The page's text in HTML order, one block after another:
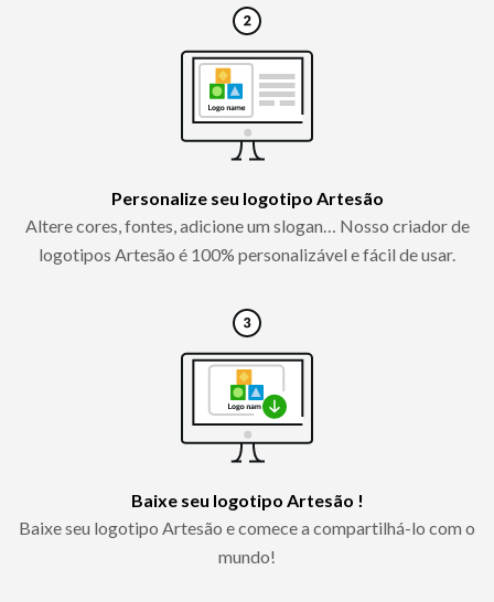
Personalize seu logotipo Artesão
Altere cores, fontes, adicione um slogan… Nosso criador de
logotipos Artesão é 100% personalizável e fácil de usar.
Baixe seu logotipo Artesão !
Baixe seu logotipo Artesão e comece a compartilhá-lo com o
mundo!